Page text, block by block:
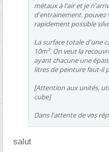
métaux à l'air et je
d'entrainement. pouvez
rapidement possible
La surface totale d'une
10m². On veut la
ayant chacune une
litres de peinture faut-il
[Attention aux unités,
cube]
Dans l'attente de vos
salut